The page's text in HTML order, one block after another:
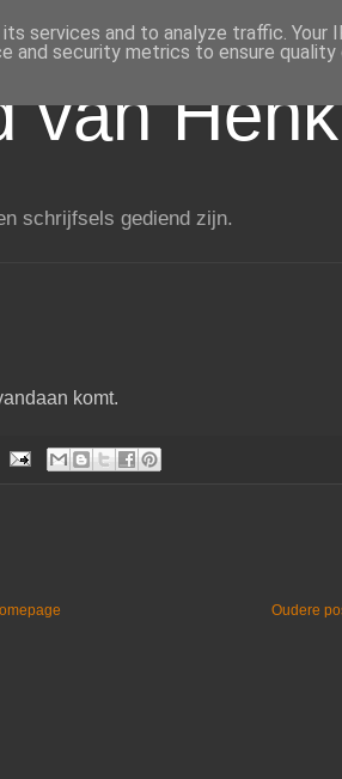
van Henk
schrijfsels gediend zijn.
komt.
Oudere
services and to analyze traffic. Your
and security metrics to ensure